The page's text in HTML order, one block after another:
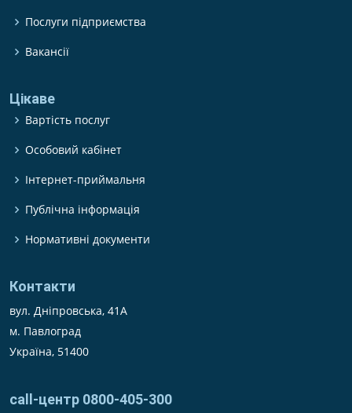
Послуги підприємства
Вакансії
Цікаве
Вартість послуг
Особовий кабінет
Інтернет-приймальня
Публічна інформація
Нормативні документи
Контакти
вул. Дніпровська, 41А
м. Павлоград
Україна, 51400
call-центр 0800-405-300